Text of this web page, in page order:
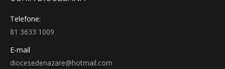
Telefone:
81 3633 1009
E-mail
diocesedenazare@hotmail.com